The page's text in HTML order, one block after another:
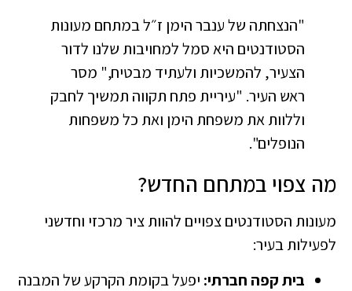
​"הנצחתה של ענבר הימן ז״ל במתחם מעונות
הסטודנטים היא סמל למחויבות שלנו לדור
הצעיר, להמשכיות ולעתיד מבטיח," מסר
ראש העיר. "עיריית פתח תקווה תמשיך לחבק
וללוות את משפחת הימן ואת כל משפחות
הנופלים".
​מה צפוי במתחם החדש?
​מעונות הסטודנטים צפויים להוות ציר מרכזי וחדשני
לפעילות בעיר:
בית קפה חברתי: יפעל בקומת הקרקע של המבנה